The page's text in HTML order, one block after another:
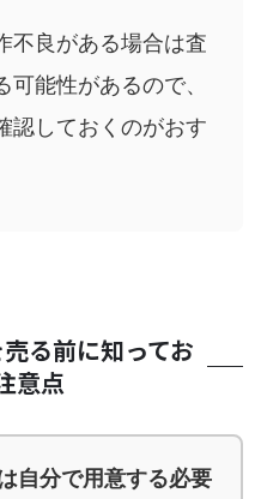
不良がある場合は査
可能性があるので、
認しておくのがおす
る前に知ってお
意点
自分で用意する必要